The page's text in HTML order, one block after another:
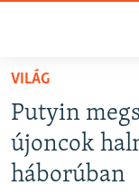
Ugrás
fő
oldalra
Ugrás
AKTUÁLIS
PODCASTOK
VILÁG
Putyin
újoncok
háborúban